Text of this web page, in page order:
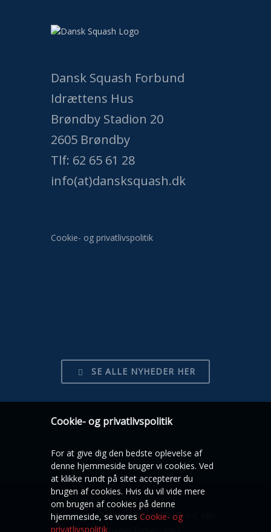
Dansk Squash Forbund
Idrættens Hus
Brøndby Stadion 20
2605 Brøndby
Tlf: 62 65 61 28
info(at)dansksquash.dk
Cookie- og privatlivspolitik
SE ALLE NYHEDER HER
Copyright © Dansk Squash Forbund, Alle
Cookie- og privatlivspolitik
For at give dig den bedste oplevelse af
denne hjemmeside bruger vi cookies. Ved
at klikke rundt på sitet accepterer du
brugen af cookies. Hvis du vil vide mere
om brugen af cookies på denne
hjemmeside, se vores Cookie- og
privatlivspolitik